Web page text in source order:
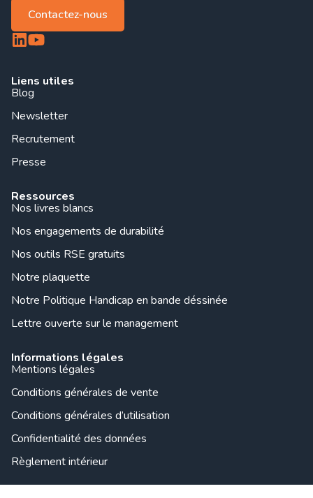
Contactez-nous
Liens utiles
Blog
Newsletter
Recrutement
Presse
Ressources
Nos livres blancs
Nos engagements de durabilité
Nos outils RSE gratuits
Notre plaquette
Notre Politique Handicap en bande déssinée
Lettre ouverte sur le management
Informations légales
Mentions légales
Conditions générales de vente
Conditions générales d’utilisation
Confidentialité des données
Règlement intérieur